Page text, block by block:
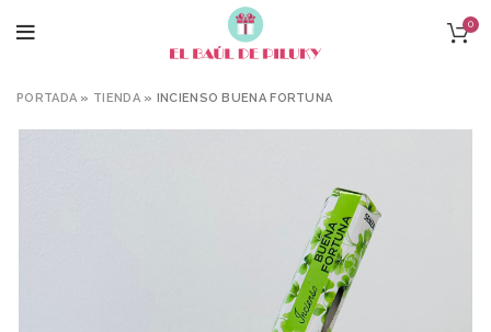
0
PORTADA » TIENDA» INCIENSO BUENA FORTUNA